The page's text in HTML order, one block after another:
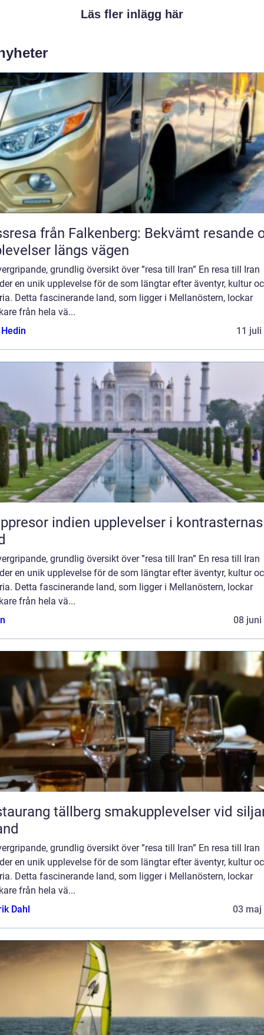
Läs fler inlägg här
från Falkenberg: Bekvämt resande
längs vägen
grundlig översikt över ”resa till Iran” En resa till Iran
en unik upplevelse för de som längtar efter äventyr, kultur
Detta fascinerande land, som ligger i Mellanöstern, lockar
från hela vä...
11 juli
indien upplevelser i kontrasternas
grundlig översikt över ”resa till Iran” En resa till Iran
en unik upplevelse för de som längtar efter äventyr, kultur
Detta fascinerande land, som ligger i Mellanöstern, lockar
från hela vä...
08 juni
tällberg smakupplevelser vid siljans
grundlig översikt över ”resa till Iran” En resa till Iran
en unik upplevelse för de som längtar efter äventyr, kultur
Detta fascinerande land, som ligger i Mellanöstern, lockar
från hela vä...
Dahl
03 maj